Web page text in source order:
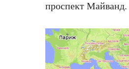
проспект Майванд.